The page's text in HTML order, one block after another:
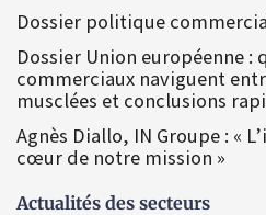
Dossier politique
Dossier Union européenne :
commerciaux naviguent
musclées et conclusions
Agnès Diallo, IN Groupe : «
cœur de notre mission »
Actualités des secteurs